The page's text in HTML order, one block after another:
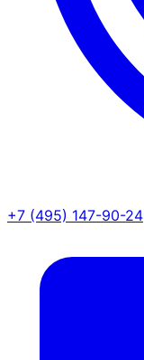
+7 (495) 147-90-24